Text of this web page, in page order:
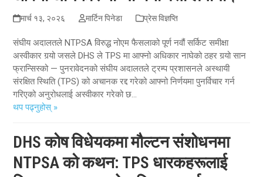
मार्च १३, २०२६ मार्टिन पिनेडा प्रेस विज्ञप्ति
संघीय अदालतले NTPSA विरुद्ध नोएम फैसलाको पूर्ण नवौं सर्किट समीक्षा
अस्वीकार गर्‍यो जसले DHS ले TPS मा आफ्नो अधिकार नाघेको ठहर गर्‍यो सान
फ्रान्सिस्को — पुनरावेदनको संघीय अदालतले ट्रम्प प्रशासनले अस्थायी
संरक्षित स्थिति (TPS) को अचानक रद्द गरेको आफ्नो निर्णयमा पुनर्विचार गर्न
गरिएको अनुरोधलाई अस्वीकार गरेको छ...
थप पढ्नुहोस् »
DHS कोष विधेयकमा मौल्टन संशोधनमा
NTPSA को कथन: TPS धारकहरूलाई